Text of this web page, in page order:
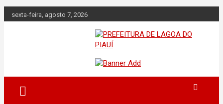
to
sexta-feira, agosto 7, 2026
PREFEITURA DE
LAGOA DO PIAUÍ